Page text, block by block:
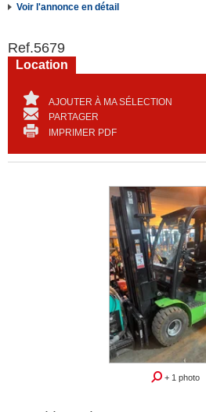
Voir l'annonce en détail
Ref.5679
Location
AJOUTER À MA SÉLECTION
PARTAGER
IMPRIMER PDF
+ 1 photo